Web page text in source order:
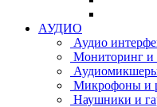
АУДИО
Аудио
Мониторинг и
Микрофоны и
Наушники и